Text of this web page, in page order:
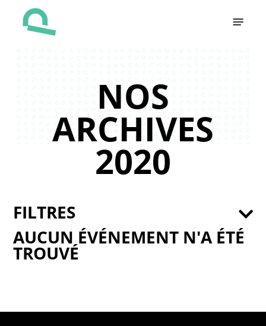
NOS
ARCHIVES
2020
AUCUN ÉVÉNEMENT N'A ÉTÉ
TROUVÉ
FILTRES